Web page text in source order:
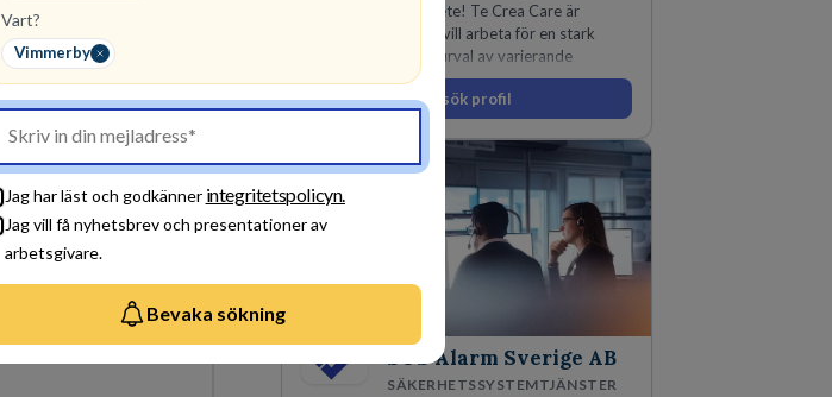
Vart?
Vimmerby
Jag har läst och godkänner integritetspolicyn.
Jag vill få nyhetsbrev och presentationer av
arbetsgivare.
Bevaka sökning
vård och socialt arbete! Te Crea Care är
bolaget för Dig som vill arbeta för en stark
aktör med ett stort urval av varierande
uppdrag i hela Sverige både inom den privata
som offentliga sektorn.Besök profil
SOS Alarm Sverige AB
SÄKERHETSSYSTEMTJÄNSTER